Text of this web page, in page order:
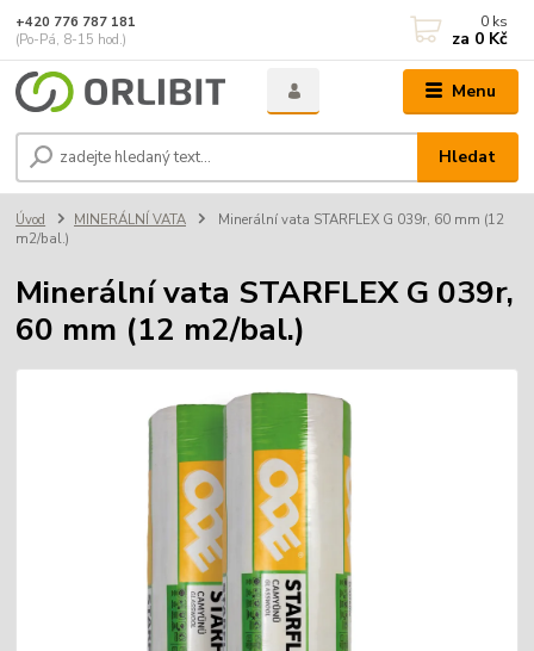
Menu
Hledat
+420 776 787 181
(Po-Pá, 8-15 hod.)
0 ks
za 0 Kč
Úvod MINERÁLNÍ VATA
Minerální vata STARFLEX G 039r, 60 mm (12
m2/bal.)
Minerální vata STARFLEX G 039r,
60 mm (12 m2/bal.)